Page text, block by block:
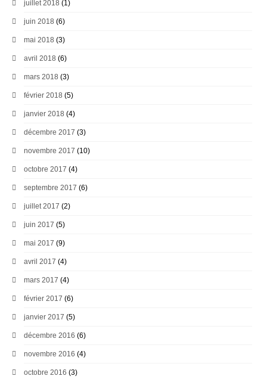
juillet 2018 (1)
juin 2018 (6)
mai 2018 (3)
avril 2018 (6)
mars 2018 (3)
février 2018 (5)
janvier 2018 (4)
décembre 2017 (3)
novembre 2017 (10)
octobre 2017 (4)
septembre 2017 (6)
juillet 2017 (2)
juin 2017 (5)
mai 2017 (9)
avril 2017 (4)
mars 2017 (4)
février 2017 (6)
janvier 2017 (5)
décembre 2016 (6)
novembre 2016 (4)
octobre 2016 (3)